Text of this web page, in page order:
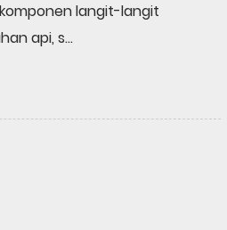
langit-langit
api, s...